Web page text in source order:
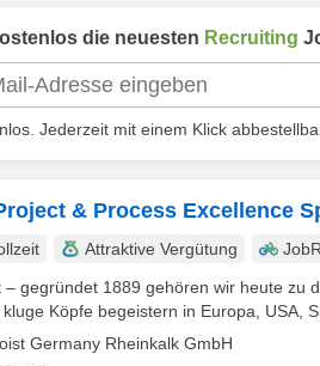
die neuesten Recruiting
Jederzeit mit einem Klick
& Process Excellence
Attraktive Vergütung
– gegründet 1889 gehören wir heute zu
Köpfe begeistern in Europa, USA,
Germany Rheinkalk GmbH